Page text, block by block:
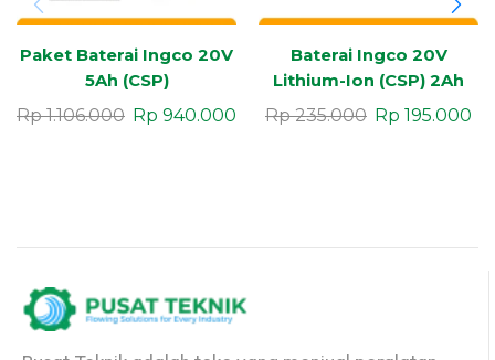
Paket Baterai Ingco 20V
5Ah (CSP)
Rp1.106.000 Rp 940.000
Baterai Ingco 20V
Lithium-Ion (CSP) 2Ah
Rp235.000 Rp 195.000